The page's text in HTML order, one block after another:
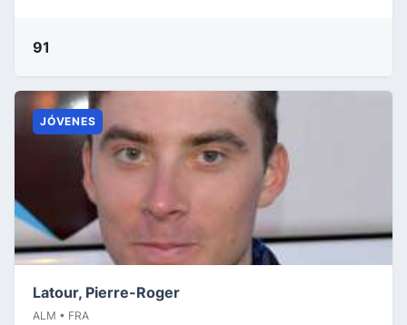
91
JÓVENES
Latour, Pierre-Roger
ALM • FRA